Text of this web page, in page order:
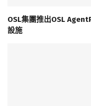
OSL集團推出OSL
設施